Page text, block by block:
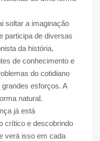
soltar a imaginação
participa de diversas
da história,
de conhecimento e
do cotidiano
esforços. A
natural.
já está
crítico e descobrindo
verá isso em cada